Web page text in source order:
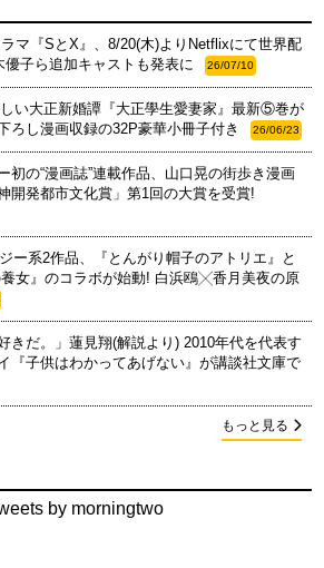
ラマ『SとX』、8/20(木)よりNetflixにて世界配
子ら追加キャストも発表に
26/07/10
い大正新婚譚『大正學生愛妻家』最新⑤巻が
ろし漫画収録の32P豪華小冊子付き
26/06/23
初の“漫画誌”連載作品、山口晃の街歩き漫画
開発都市文化賞」第1回の大賞を受賞!
ー系2作品、『とんがり帽子のアトリエ』と
養女』のコラボが始動! 白浜鴎╳香月美夜の原
きだ。」蓮見翔(解説より) 2010年代を代表す
『子供はわかってあげない』が講談社文庫で
もっと見る
by morningtwo